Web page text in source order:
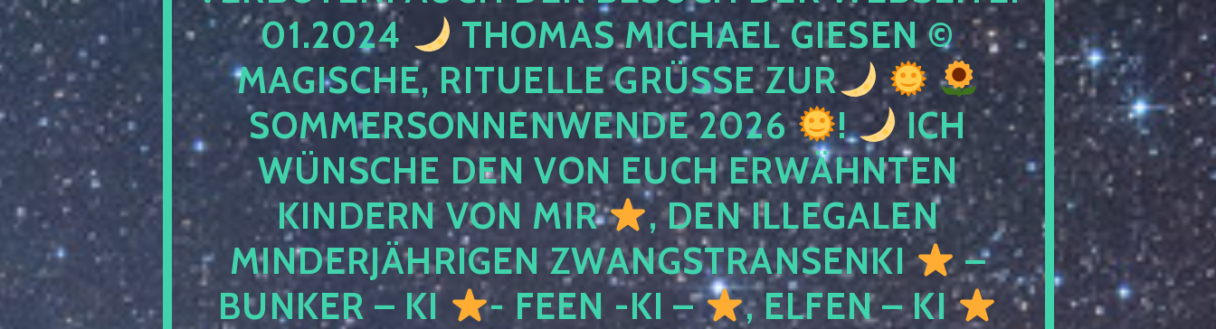
01.2024
THOMAS MICHAEL GIESEN ©
MAGISCHE, RITUELLE GRÜSSE ZUR
SOMMERSONNENWENDE 2026
!
ICH
WÜNSCHE DEN VON EUCH ERWÄHNTEN
KINDERN VON MIR
, DEN ILLEGALEN
MINDERJÄHRIGEN ZWANGSTRANSENKI
–
BUNKER – KI
- FEEN -KI –
, ELFEN – KI